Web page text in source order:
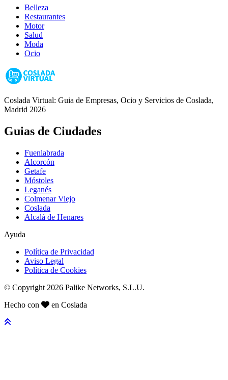
Belleza
Restaurantes
Motor
Salud
Moda
Ocio
Coslada Virtual: Guia de Empresas, Ocio y Servicios de Coslada,
Madrid 2026
Guias de Ciudades
Fuenlabrada
Alcorcón
Getafe
Móstoles
Leganés
Colmenar Viejo
Coslada
Alcalá de Henares
Ayuda
Política de Privacidad
Aviso Legal
Política de Cookies
© Copyright 2026 Palike Networks, S.L.U.
Hecho con
en Coslada